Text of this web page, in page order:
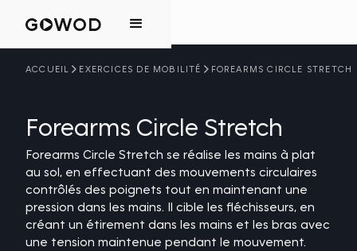
ACCUEIL EXERCICES DE MOBILITÉ FOREARMS CIRCLE STRETCH
Forearms Circle Stretch
Forearms Circle Stretch se réalise les mains à plat
au sol, en effectuant des mouvements circulaires
contrôlés des poignets tout en maintenant une
pression dans les mains. Il cible les fléchisseurs, en
créant un étirement dans les mains et les bras avec
une tension maintenue pendant le mouvement.